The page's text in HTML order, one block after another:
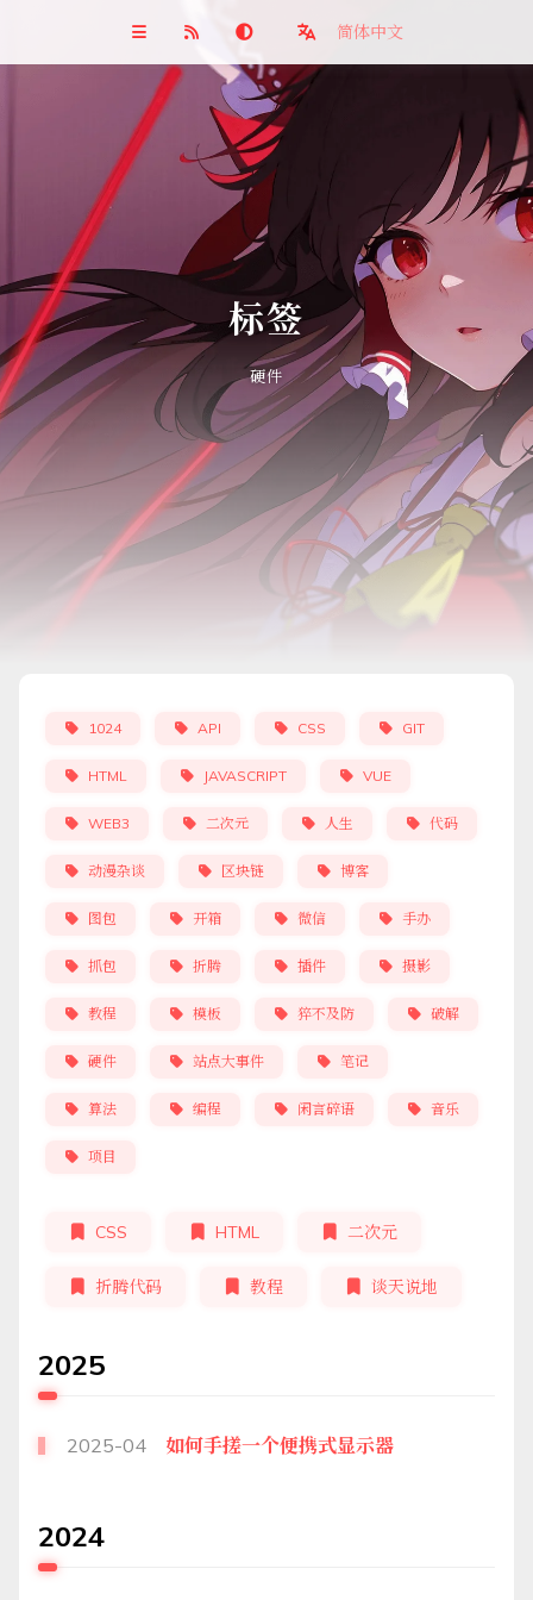
简体中文
标签
硬件
1024 API CSS GIT
HTML JAVASCRIPT VUE
WEB3 二次元 人生 代码
动漫杂谈 区块链 博客
图包 开箱 微信 手办
抓包 折腾 插件 摄影
教程 模板 猝不及防 破解
硬件 站点大事件 笔记
算法 编程 闲言碎语 音乐
项目
CSS HTML 二次元
折腾代码 教程 谈天说地
2025
2025-04 如何手搓一个便携式显示器
2024